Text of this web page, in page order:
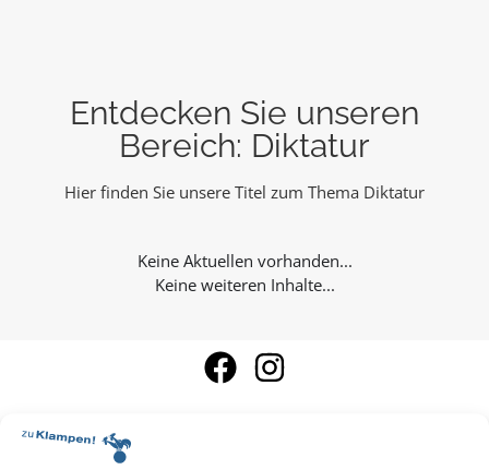
Entdecken Sie unseren
Bereich: Diktatur
Hier finden Sie unsere Titel zum Thema Diktatur
Keine weiteren Inhalte...